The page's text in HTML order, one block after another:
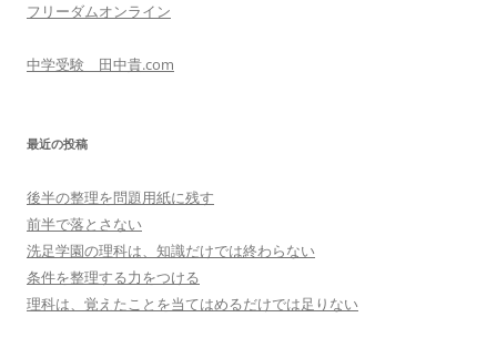
フリーダムオンライン
中学受験 田中貴.com
最近の投稿
後半の整理を問題用紙に残す
前半で落とさない
洗足学園の理科は、知識だけでは終わらない
条件を整理する力をつける
理科は、覚えたことを当てはめるだけでは足りない